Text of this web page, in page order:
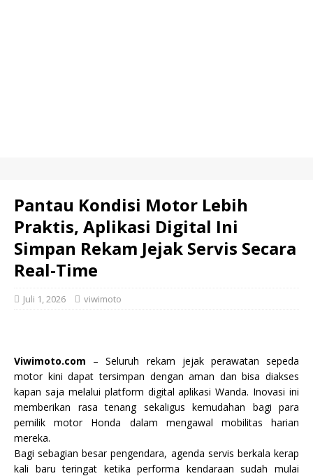
Pantau Kondisi Motor Lebih
Praktis, Aplikasi Digital Ini
Simpan Rekam Jejak Servis Secara
Real-Time
Juli 1, 2026 viwimoto
Viwimoto.com – Seluruh rekam jejak perawatan sepeda
motor kini dapat tersimpan dengan aman dan bisa diakses
kapan saja melalui platform digital aplikasi Wanda. Inovasi ini
memberikan rasa tenang sekaligus kemudahan bagi para
pemilik motor Honda dalam mengawal mobilitas harian
mereka.
Bagi sebagian besar pengendara, agenda servis berkala kerap
kali baru teringat ketika performa kendaraan sudah mulai